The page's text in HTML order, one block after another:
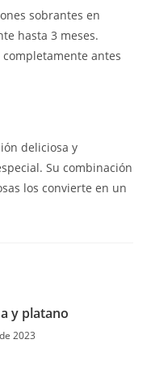
sobrantes en
hasta 3 meses.
antes
deliciosa y
Su combinación
los convierte en un
y platano
2023